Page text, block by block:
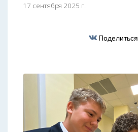
17 сентября 2025 г.
Поделиться